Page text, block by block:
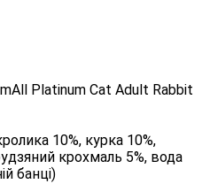
Platinum Cat Adult Rabbit
10%, курка 10%,
крохмаль 5%, вода
банці)